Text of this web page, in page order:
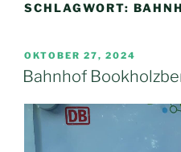
SCHLAGWORT:
VERÖFFENTLICHT
AM
OKTOBER 27, 2024
Bahnhof